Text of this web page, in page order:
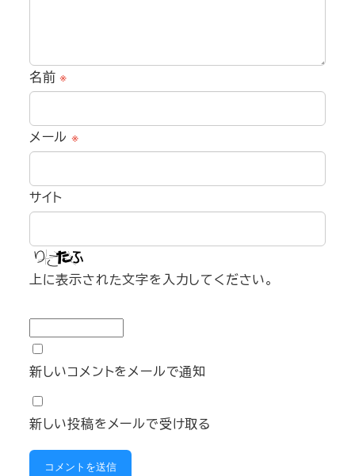
名前※
メール ※
サイト
上に表示された文字を入力してください。
新しいコメントをメールで通知
新しい投稿をメールで受け取る